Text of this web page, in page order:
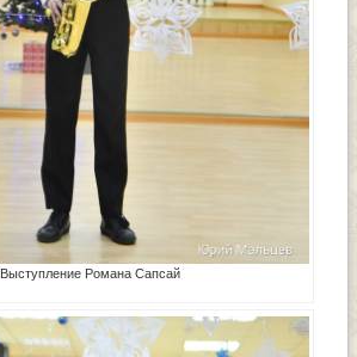
Выступление Романа Сапсай